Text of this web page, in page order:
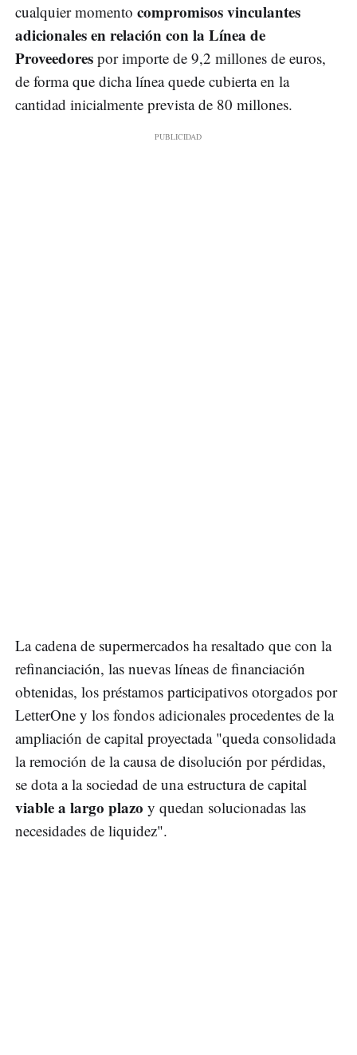
cualquier momento compromisos vinculantes
adicionales en relación con la Línea de
Proveedores por importe de 9,2 millones de euros,
de forma que dicha línea quede cubierta en la
cantidad inicialmente prevista de 80 millones.
La cadena de supermercados ha resaltado que con la
refinanciación, las nuevas líneas de financiación
obtenidas, los préstamos participativos otorgados por
LetterOne y los fondos adicionales procedentes de la
ampliación de capital proyectada "queda consolidada
la remoción de la causa de disolución por pérdidas,
se dota a la sociedad de una estructura de capital
viable a largo plazo y quedan solucionadas las
necesidades de liquidez".